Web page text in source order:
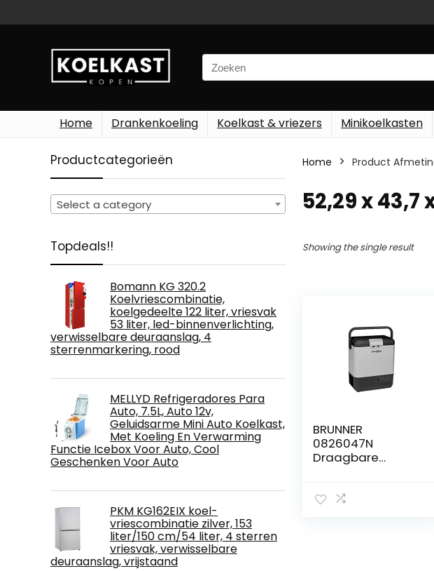
Search
for:
Home Drankenkoeling Koelkast & vriezers Minikoelkasten
Productcategorieën
Select a category
Topdeals!!
Bomann KG 320.2
Koelvriescombinatie,
koelgedeelte 122 liter, vriesvak
53 liter, led-binnenverlichting,
verwisselbare deuraanslag, 4
sterrenmarkering, rood
MELLYD Refrigeradores Para
Auto, 7.5L, Auto 12v,
Geluidsarme Mini Auto Koelkast,
Met Koeling En Verwarming
Functie Icebox Voor Auto, Cool
Geschenken Voor Auto
PKM KG162EIX koel-
vriescombinatie zilver, 153
liter/150 cm/54 liter, 4 sterren
vriesvak, verwisselbare
deuraanslag, vrijstaand
Home Product
‎52,29 x 43,7
Showing the single result
BRUNNER
0826047N
Draagbare
Polarys